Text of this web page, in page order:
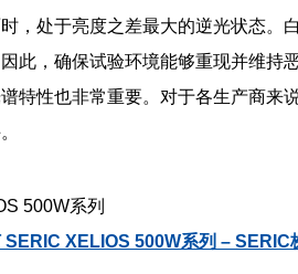
，处于亮度之差最大的逆光状态。
此，确保试验环境能够重现并维持
特性也非常重要。对于各生产商来
500W系列
SERIC XELIOS 500W系列 – SERIC